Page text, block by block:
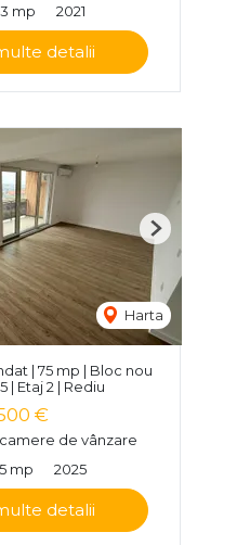
mp 2021
detalii
Harta
Next
| 75 mp | Bloc nou
| Etaj 2 | Rediu
€
de vânzare
mp 2025
detalii